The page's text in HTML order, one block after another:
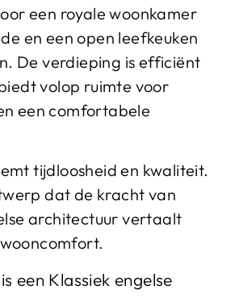
een royale woonkamer
en een open leefkeuken
De verdieping is efficiënt
volop ruimte voor
een comfortabele
tijdloosheid en kwaliteit.
dat de kracht van
architectuur vertaalt
een Klassiek engelse